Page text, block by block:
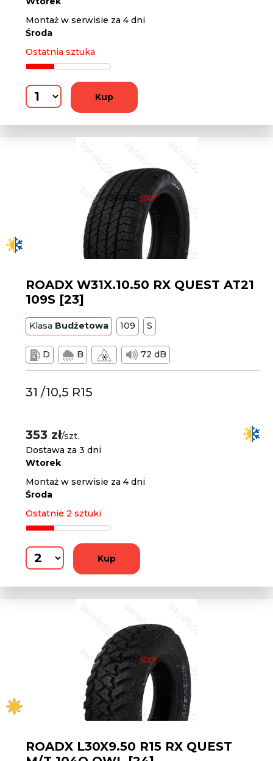
Montaż w serwisie za 4 dni
Środa
Ostatnia sztuka
Kup
ROADX W31X.10.50 RX QUEST AT21
109S [23]
Klasa Budżetowa 109 S
D B 72 dB
31 /10,5 R15
353 zł/szt.
Dostawa za 3 dni
Wtorek
Montaż w serwisie za 4 dni
Środa
Ostatnie 2 sztuki
Kup
ROADX L30X9.50 R15 RX QUEST